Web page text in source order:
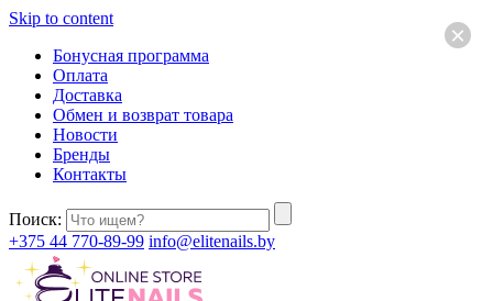
Skip to content
Бонусная программа
Оплата
Доставка
Обмен и возврат товара
Новости
Бренды
Контакты
Поиск:
+375 44 770-89-99 info@elitenails.by
×